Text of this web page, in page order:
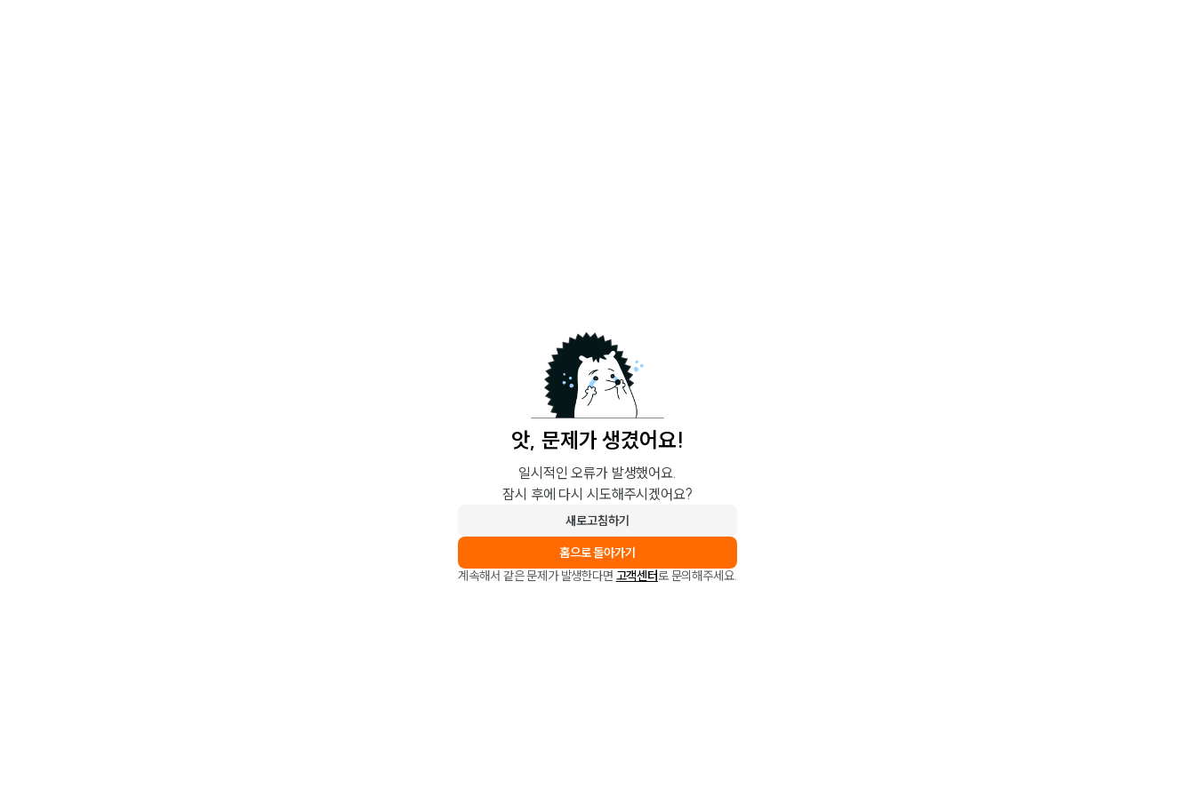
앗, 문제가 생겼어요!
일시적인 오류가 발생했어요.
잠시 후에 다시 시도해주시겠어요?
새로고침하기
홈으로 돌아가기
계속해서 같은 문제가 발생한다면 고객센터로 문의해주세요.